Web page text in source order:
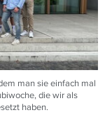
man sie einfach mal
die wir als
haben.